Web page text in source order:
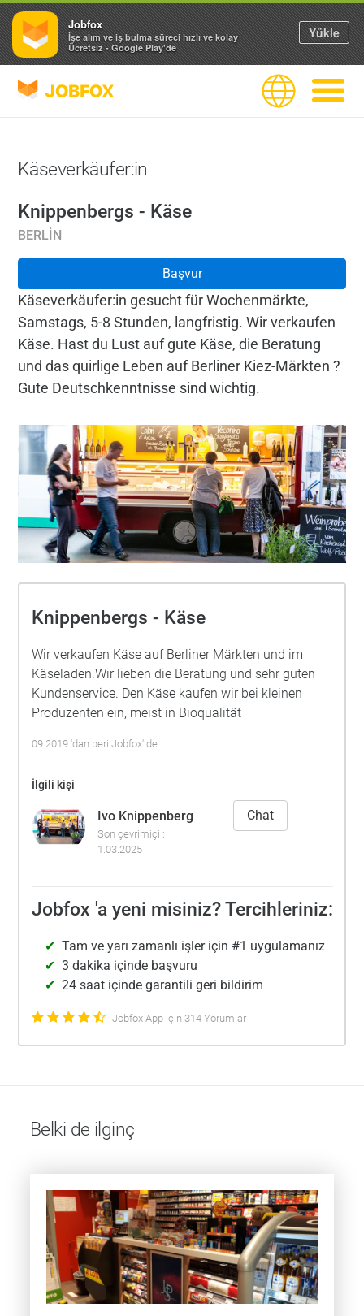
JOBFOX Dil
Käseverkäufer:in
Knippenbergs - Käse
BERLIN
Başvur
Käseverkäufer:in gesucht für Wochenmärkte,
Samstags, 5-8 Stunden, langfristig. Wir verkaufen
Käse. Hast du Lust auf gute Käse, die Beratung
und das quirlige Leben auf Berliner Kiez-Märkten ?
Gute Deutschkenntnisse sind wichtig.
Knippenbergs - Käse
Wir verkaufen Käse auf Berliner Märkten und im
Käseladen.Wir lieben die Beratung und sehr guten
Kundenservice. Den Käse kaufen wir bei kleinen
Produzenten ein, meist in Bioqualität
09.2019 'dan beri Jobfox' de
İlgili kişi
Ivo Knippenberg
Son çevrimiçi :
1.03.2025
Chat
Jobfox 'a yeni misiniz? Tercihleriniz:
Tam ve yarı zamanlı işler için #1 uygulamanız
3 dakika içinde başvuru
24 saat içinde garantili geri bildirim
Jobfox App için 314 Yorumlar
Belki de ilginç
Jobfox
İşe alım ve iş bulma süreci hızlı ve kolay
Ücretsiz - Google Play'de
Yükle